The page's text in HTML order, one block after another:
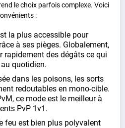
le choix parfois complexe. Voici
:
la plus accessible pour
à ses pièges. Globalement,
rapidement des dégâts ce qui
quotidien.
dans les poisons, les sorts
redoutables en mono-cible.
ce mode est le meilleur à
PvP 1v1.
feu est bien plus polyvalent